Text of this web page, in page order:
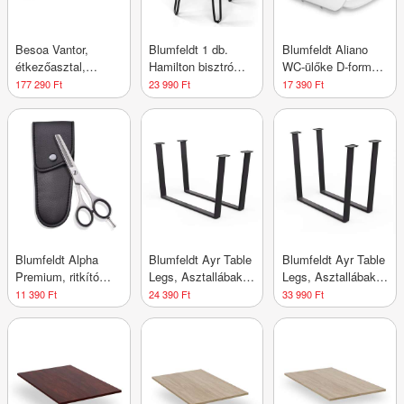
Besoa Vantor,
étkezőasztal,
akácfa,
vaskonstrukció, 175
x 78 x 90 cm, fa
177 290 Ft
Blumfeldt 1 db.
Hamilton bisztró
szék Ø33 cm Fa
acélkeret
23 990 Ft
Blumfeldt Aliano
WC-ülőke D-forma,
lassú záródás,
antibakteriális
17 390 Ft
Blumfeldt Alpha
Premium, ritkító
olló, extra éles,
egyoldalas
11 390 Ft
Blumfeldt Ayr Table
Legs, Asztallábak
62 x 43 cm, fém
24 390 Ft
Blumfeldt Ayr Table
Legs, Asztallábak
82 x 72 cm, fém
33 990 Ft